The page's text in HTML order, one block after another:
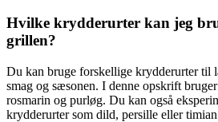
Hvilke krydderurter kan jeg
grillen?
Du kan bruge forskellige krydderurter til
smag og sæsonen. I denne opskrift
rosmarin og purløg. Du kan også
krydderurter som dild, persille eller